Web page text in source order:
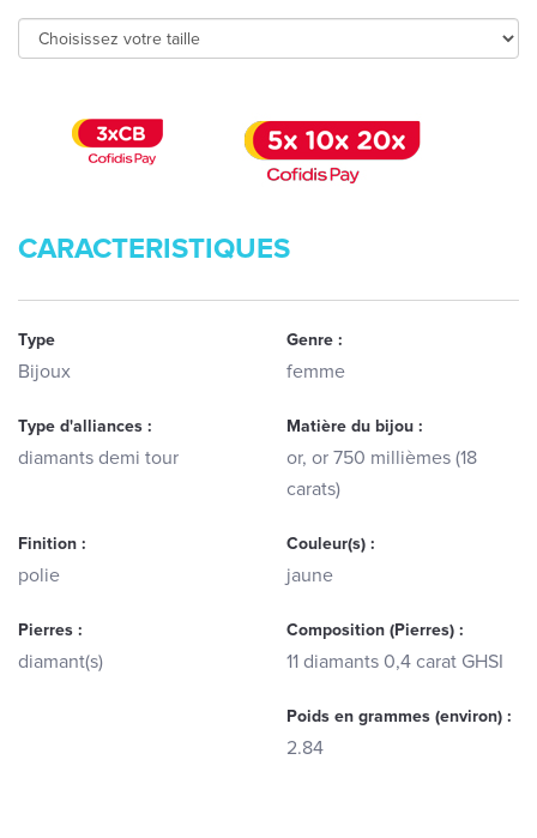
CARACTERISTIQUES
Type
Bijoux
Genre :
femme
Type d'alliances :
diamants demi tour
Matière du bijou :
or, or 750 millièmes (18
carats)
Finition :
polie
Couleur(s) :
jaune
Pierres :
diamant(s)
Composition (Pierres) :
11 diamants 0,4 carat GHSI
Poids en grammes (environ) :
2.84